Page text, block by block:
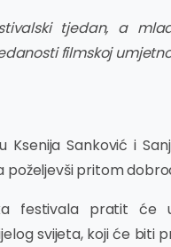
tjedan, a
filmskoj
Ksenija Sanković i
poželjevši pritom
festivala pratit će
svijeta, koji će biti